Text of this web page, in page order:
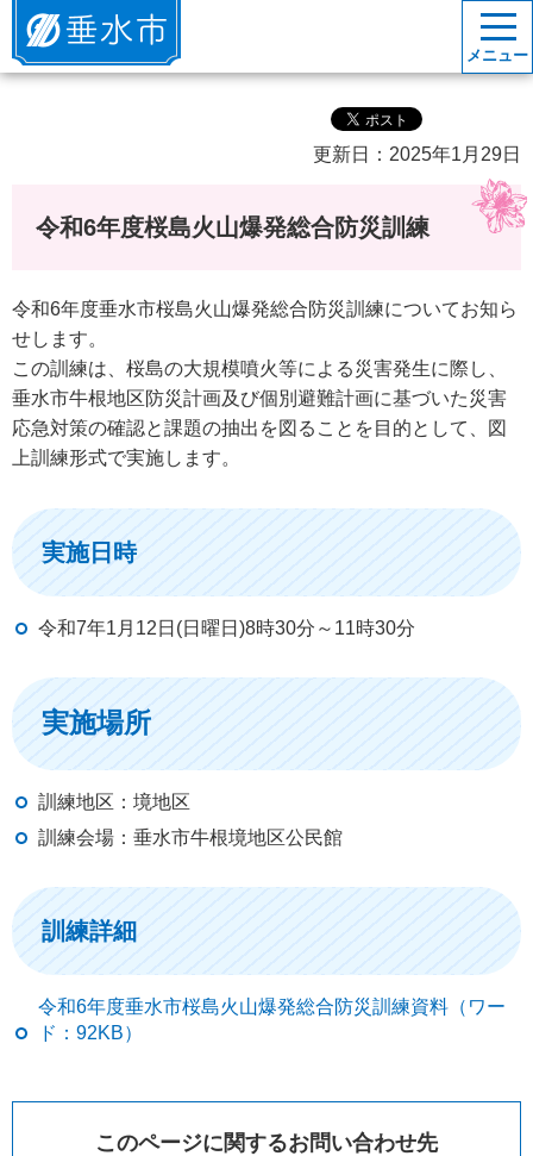
垂水市
メニュー
更新日：2025年1月29日
令和6年度桜島火山爆発総合防災訓練
令和6年度垂水市桜島火山爆発総合防災訓練についてお知ら
せします。
この訓練は、桜島の大規模噴火等による災害発生に際し、
垂水市牛根地区防災計画及び個別避難計画に基づいた災害
応急対策の確認と課題の抽出を図ることを目的として、図
上訓練形式で実施します。
実施日時
令和7年1月12日(日曜日)8時30分～11時30分
実施場所
訓練地区：境地区
訓練会場：垂水市牛根境地区公民館
訓練詳細
令和6年度垂水市桜島火山爆発総合防災訓練資料（ワー
ド：92KB）
このページに関するお問い合わせ先